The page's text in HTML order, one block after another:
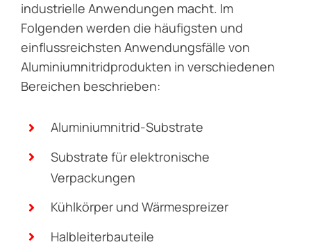
elektrische Isolierung, eine niedrige
Dielektrizitätskonstante und einen
Wärmeausdehnungskoeffizienten, der dem
von Silizium nahe kommt, was sie zu
vielseitigen Materialien für zahlreiche
Folgenden werden die häufigsten und
einflussreichsten Anwendungsfälle von
Bereichen beschrieben:
Aluminiumnitrid-Substrate